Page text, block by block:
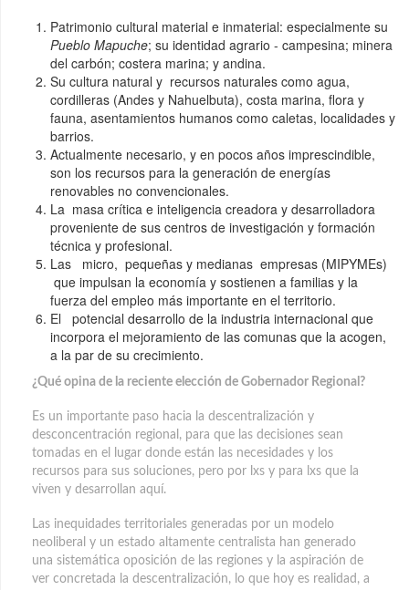
Patrimonio cultural material e inmaterial: especialmente su
Pueblo Mapuche; su identidad agrario - campesina; minera
del carbón; costera marina; y andina.
Su cultura natural y recursos naturales como agua,
cordilleras (Andes y Nahuelbuta), costa marina, flora y
fauna, asentamientos humanos como caletas, localidades y
barrios.
Actualmente necesario, y en pocos años imprescindible,
son los recursos para la generación de energías
renovables no convencionales.
La masa crítica e inteligencia creadora y desarrolladora
proveniente de sus centros de investigación y formación
técnica y profesional.
Las micro, pequeñas y medianas empresas (MIPYMEs)
que impulsan la economía y sostienen a familias y la
fuerza del empleo más importante en el territorio.
El potencial desarrollo de la industria internacional que
incorpora el mejoramiento de las comunas que la acogen,
a la par de su crecimiento.
¿Qué opina de la reciente elección de Gobernador Regional?
Es un importante paso hacia la descentralización y
desconcentración regional, para que las decisiones sean
tomadas en el lugar donde están las necesidades y los
recursos para sus soluciones, pero por lxs y para lxs que la
viven y desarrollan aquí.
Las inequidades territoriales generadas por un modelo
neoliberal y un estado altamente centralista han generado
una sistemática oposición de las regiones y la aspiración de
ver concretada la descentralización, lo que hoy es realidad, a